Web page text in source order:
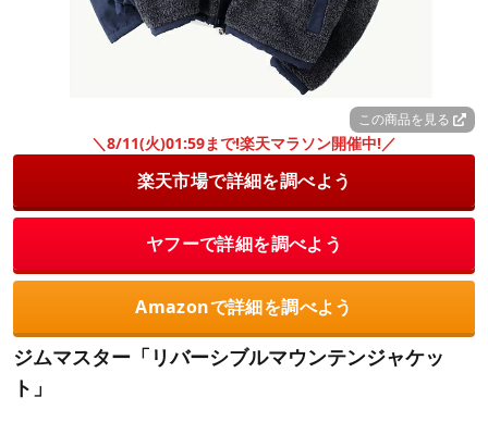
この商品を見る
＼8/11(火)01:59まで!楽天マラソン開催中!／
楽天市場で詳細を調べよう
ヤフーで詳細を調べよう
Amazonで詳細を調べよう
ジムマスター「リバーシブルマウンテンジャケッ
ト」